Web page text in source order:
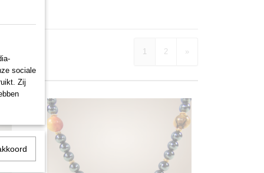
1 2 »
sociale
Zij